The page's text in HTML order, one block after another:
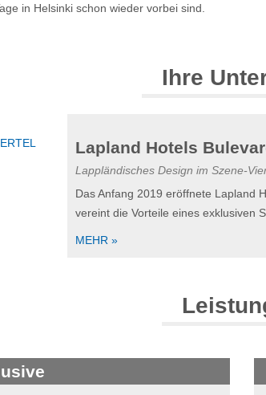
in Helsinki schon wieder vorbei sind.
Ihre
Lapland Hotels
Lappländisches Design im Szene-
Das Anfang 2019 eröffnete Lapland
vereint die Vorteile eines exklusiven
MEHR »